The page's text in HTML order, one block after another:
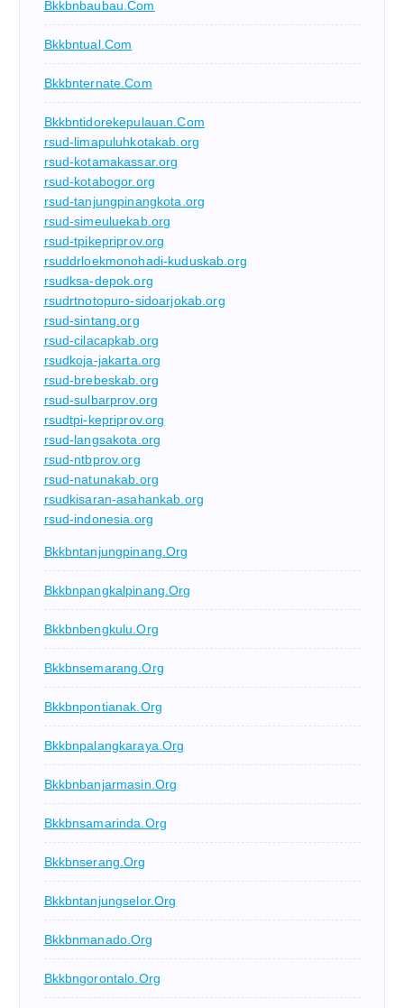
Bkkbnbaubau.com
Bkkbntual.com
Bkkbnternate.com
Bkkbntidorekepulauan.com
rsud-limapuluhkotakab.org
rsud-kotamakassar.org
rsud-kotabogor.org
rsud-tanjungpinangkota.org
rsud-simeuluekab.org
rsud-tpikepriprov.org
rsuddrloekmonohadi-kuduskab.org
rsudksa-depok.org
rsudrtnotopuro-sidoarjokab.org
rsud-sintang.org
rsud-cilacapkab.org
rsudkoja-jakarta.org
rsud-brebeskab.org
rsud-sulbarprov.org
rsudtpi-kepriprov.org
rsud-langsakota.org
rsud-ntbprov.org
rsud-natunakab.org
rsudkisaran-asahankab.org
rsud-indonesia.org
Bkkbntanjungpinang.org
Bkkbnpangkalpinang.org
Bkkbnbengkulu.org
Bkkbnsemarang.org
Bkkbnpontianak.org
Bkkbnpalangkaraya.org
Bkkbnbanjarmasin.org
Bkkbnsamarinda.org
Bkkbnserang.org
Bkkbntanjungselor.org
Bkkbnmanado.org
Bkkbngorontalo.org